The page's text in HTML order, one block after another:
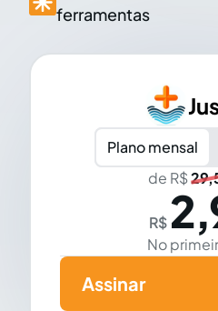
ferramentas
Plano mensal
de R$
R$
No
Assinar